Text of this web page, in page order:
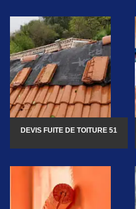
DEVIS FUITE DE TOITURE 51